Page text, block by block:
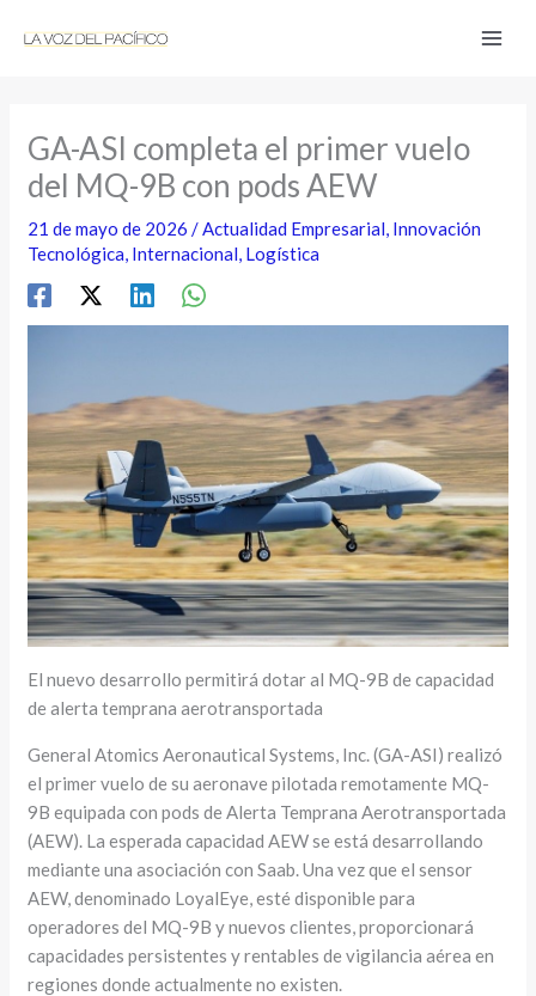
GA-ASI completa el primer vuelo
del MQ-9B con pods AEW
21 de mayo de 2026/Actualidad Empresarial, Innovación
Tecnológica, Internacional, Logística
El nuevo desarrollo permitirá dotar al MQ-9B de capacidad
de alerta temprana aerotransportada
General Atomics Aeronautical Systems, Inc. (GA-ASI) realizó
el primer vuelo de su aeronave pilotada remotamente MQ-
9B equipada con pods de Alerta Temprana Aerotransportada
(AEW). La esperada capacidad AEW se está desarrollando
mediante una asociación con Saab. Una vez que el sensor
AEW, denominado LoyalEye, esté disponible para
operadores del MQ-9B y nuevos clientes, proporcionará
capacidades persistentes y rentables de vigilancia aérea en
regiones donde actualmente no existen.